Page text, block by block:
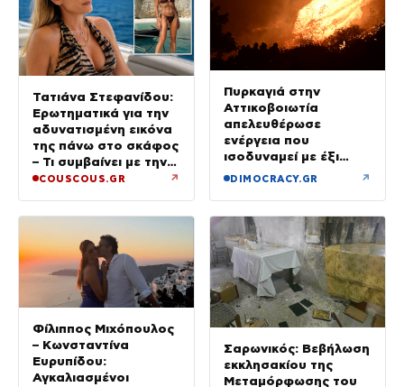
Τατιάνα Στεφανίδου:
Ερωτηματικά για την
αδυνατισμένη εικόνα
της πάνω στο σκάφος
– Τι συμβαίνει με την
υγεία της;
COUSCOUS.GR ↗
Πυρκαγιά στην
Αττικοβοιωτία
απελευθέρωσε
ενέργεια που
ισοδυναμεί με έξι
βόμβες Χιροσίμα
DIMOCRACY.GR ↗
Φίλιππος Μιχόπουλος
– Κωνσταντίνα
Ευρυπίδου:
Αγκαλιασμένοι
Σαρωνικός: Βεβήλωση
εκκλησακίου της
Μεταμόρφωσης του